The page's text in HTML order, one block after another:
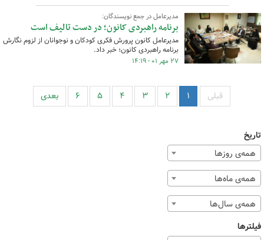
مدیرعامل در جمع نویسندگان:
برنامه راهبردی کانون؛ در دست تالیف است
مدیرعامل کانون پرورش فکری کودکان و نوجوانان از لزوم نگارش
برنامه راهبردی کانون؛ خبر داد.
۲۷ مهر ۰۱ - ۱۴:۱۹
قبلی ۱ ۲ ۳ ۴ ۵ ۶ بعدی
تاریخ
همه‌ی روزها
همه‌ی ماه‌ها
همه‌ی سال‌ها
فیلترها